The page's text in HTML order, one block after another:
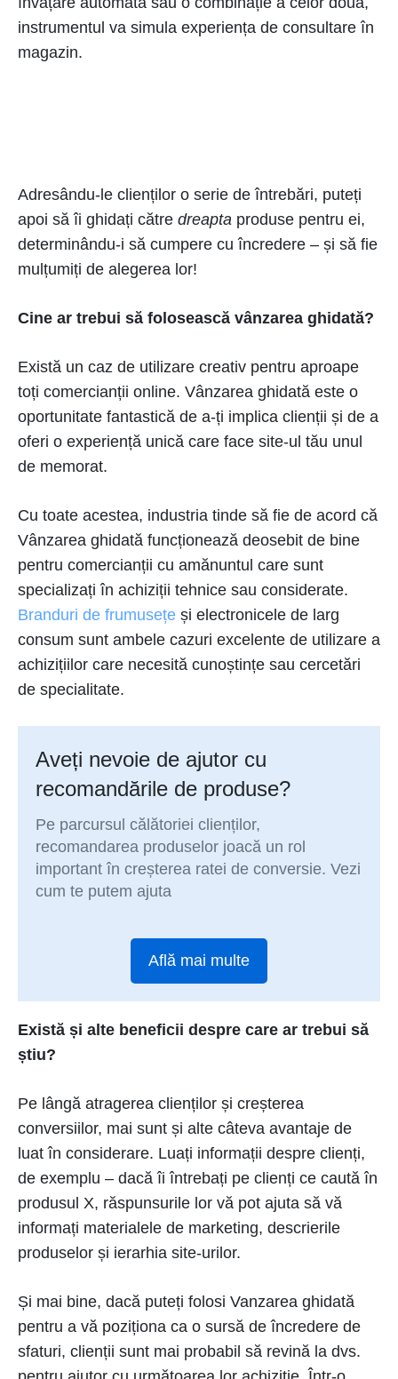
instrumentul va simula experiența de consultare în
magazin.
Adresându-le clienților o serie de întrebări, puteți
apoi să îi ghidați către dreapta produse pentru ei,
determinându-i să cumpere cu încredere – și să fie
mulțumiți de alegerea lor!
Cine ar trebui să folosească vânzarea ghidată?
Există un caz de utilizare creativ pentru aproape
toți comercianții online. Vânzarea ghidată este o
oportunitate fantastică de a-ți implica clienții și de a
oferi o experiență unică care face site-ul tău unul
de memorat.
Cu toate acestea, industria tinde să fie de acord că
Vânzarea ghidată funcționează deosebit de bine
pentru comercianții cu amănuntul care sunt
specializați în achiziții tehnice sau considerate.
Branduri de frumusețe și electronicele de larg
consum sunt ambele cazuri excelente de utilizare a
achizițiilor care necesită cunoștințe sau cercetări
de specialitate.
Aveți nevoie de ajutor cu
recomandările de produse?
Pe parcursul călătoriei clienților,
recomandarea produselor joacă un rol
important în creșterea ratei de conversie. Vezi
cum te putem ajuta
Află mai multe
Există și alte beneficii despre care ar trebui să
știu?
Pe lângă atragerea clienților și creșterea
conversiilor, mai sunt și alte câteva avantaje de
luat în considerare. Luați informații despre clienți,
de exemplu – dacă îi întrebați pe clienți ce caută în
produsul X, răspunsurile lor vă pot ajuta să vă
informați materialele de marketing, descrierile
produselor și ierarhia site-urilor.
Și mai bine, dacă puteți folosi Vanzarea ghidată
pentru a vă poziționa ca o sursă de încredere de
sfaturi, clienții sunt mai probabil să revină la dvs.